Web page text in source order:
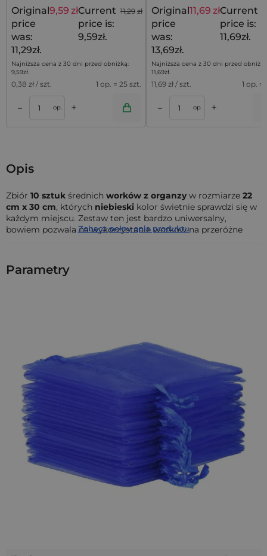
11,29 zł
Original
price
was:
11,29zł.
9,59 złCurrent
price is:
9,59zł.
Najniższa cena z 30 dni przed obniżką:
9,59zł.
0,38 zł / szt. 1 op. = 25 szt.
– op. +
Original
price
was:
13,69zł.
11,69 złCurrent
price is:
11,69zł.
Najniższa cena z 30 dni przed
11,69zł.
11,69 zł / szt. 1 op. =
– op. +
Dodaj do koszyka
Opis
Zbiór 10 sztuk średnich worków z organzy w rozmiarze 22
cm x 30 cm, których niebieski kolor świetnie sprawdzi się w
każdym miejscu. Zestaw ten jest bardzo uniwersalny,
bowiem pozwala na wykorzystanie worków na przeróżne
takich przedmiotów jak kosmetyki, świeczki czy mydełka.
przechowywać dosłownie wszystko, i to na każdą okazję bez
wyjątku!
Zobacz pełny opis produktu
Parametry